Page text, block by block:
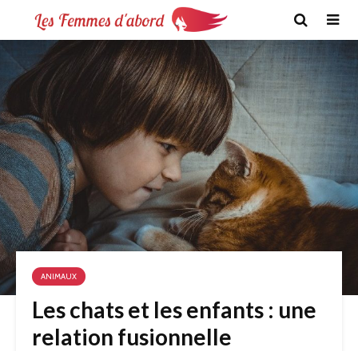
ANIMAUX
Les chats et les enfants : une
relation fusionnelle